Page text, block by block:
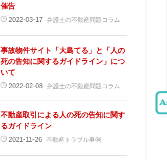
催告
2022-03-17 弁護士の不動産問題コラム
事故物件サイト「大島てる」と「人の
死の告知に関するガイドライン」につ
いて
2022-02-08 弁護士の不動産問題コラム
不動産取引による人の死の告知に関す
るガイドライン
2021-11-26 不動産トラブル事例